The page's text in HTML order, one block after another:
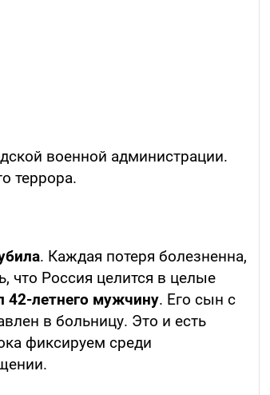
военной администрации.
террора.
. Каждая потеря болезненна,
что Россия целится в целые
42-летнего мужчину. Его сын с
в больницу. Это и есть
фиксируем среди